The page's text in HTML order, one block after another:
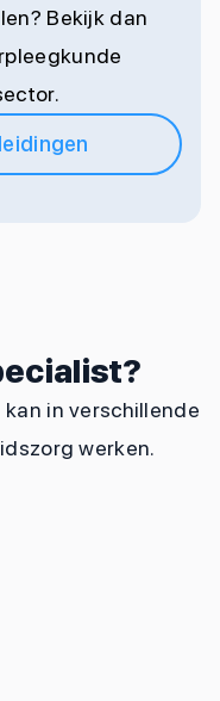
Bekijk dan
in verschillende
werken.